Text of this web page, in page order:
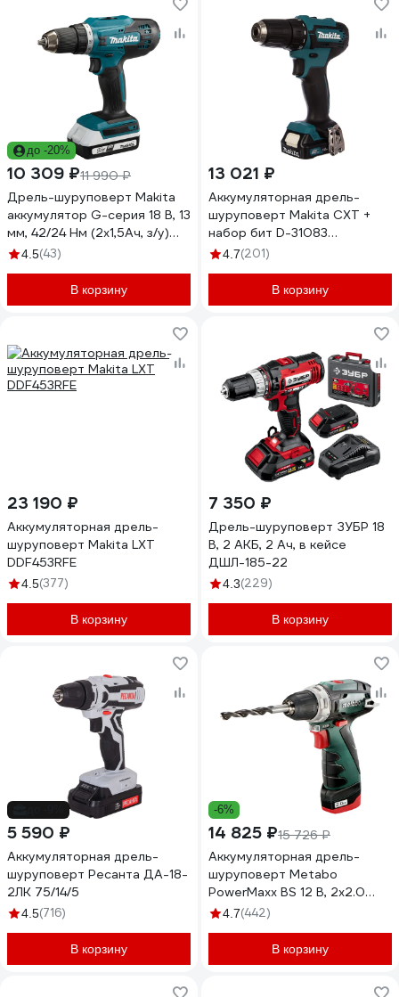
до -20%
10 309 ₽11 990 ₽
Дрель-шуруповерт Makita
аккумулятор G-серия 18 В, 13
мм, 42/24 Нм (2x1,5Ач, з/у)
DF488D002
4.5(43)
В корзину
13 021 ₽
Аккумуляторная дрель-
шуруповерт Makita CXT +
набор бит D-31083
DF333DYX14
4.7(201)
В корзину
23 190 ₽
Аккумуляторная дрель-
шуруповерт Makita LXT
DDF453RFE
4.5(377)
В корзину
7 350 ₽
Дрель-шуруповерт ЗУБР 18
В, 2 АКБ, 2 Ач, в кейсе
ДШЛ-185-22
4.3(229)
В корзину
5 590 ₽
Аккумуляторная дрель-
шуруповерт Ресанта ДА-18-
2ЛК 75/14/5
4.5(716)
В корзину
-6%
14 825 ₽15 726 ₽
Аккумуляторная дрель-
шуруповерт Metabo
PowerMaxx BS 12 В, 2х2.0
600984000
4.7(442)
В корзину